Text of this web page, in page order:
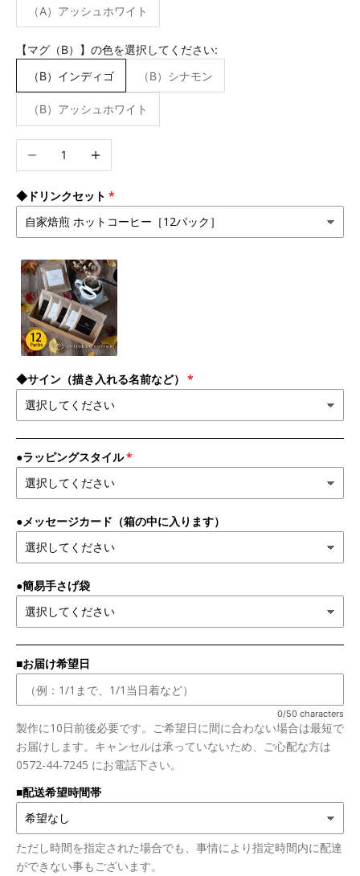
（A）アッシュホワイト
【マグ（B）】の色を選択してください:
（B）インディゴ
（B）シナモン
（B）アッシュホワイト
数量を減らす 数量を増やす
◆ドリンクセット
◆サイン（描き入れる名前など）
●ラッピングスタイル
●メッセージカード（箱の中に入ります）
●簡易手さげ袋
■お届け希望日
0/50 characters
製作に10日前後必要です。ご希望日に間に合わない場合は最短で
お届けします。キャンセルは承っていないため、ご心配な方は
0572-44-7245 にお電話下さい。
■配送希望時間帯
ただし時間を指定された場合でも、事情により指定時間内に配達
ができない事もございます。